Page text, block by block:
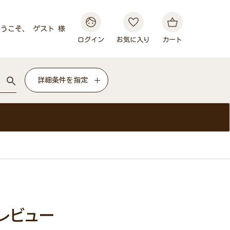
こそ、 ゲスト 様
ログイン お気に入り カート
詳細条件を指定
ビュー